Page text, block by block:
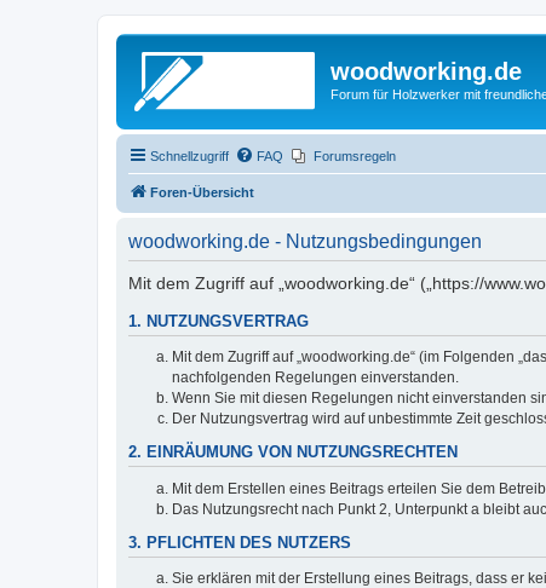
woodworking.de
Forum für Holzwerker mit
Schnellzugriff FAQ Forumsregeln
Foren-Übersicht
woodworking.de - Nutzungsbedingungen
Mit dem Zugriff auf „woodworking.de“ („https://
1. NUTZUNGSVERTRAG
Mit dem Zugriff auf „woodworking.de“ (im Folgenden
nachfolgenden Regelungen einverstanden.
Wenn Sie mit diesen Regelungen nicht einverstanden
Der Nutzungsvertrag wird auf unbestimmte Zeit
2. EINRÄUMUNG VON NUTZUNGSRECHTEN
Mit dem Erstellen eines Beitrags erteilen Sie dem
Das Nutzungsrecht nach Punkt 2, Unterpunkt a bleibt
3. PFLICHTEN DES NUTZERS
Sie erklären mit der Erstellung eines Beitrags, dass er